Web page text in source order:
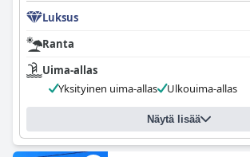
Luksus
Ranta
Uima-allas
Yksityinen uima-allas
Ulkouima-allas
Näytä lisää